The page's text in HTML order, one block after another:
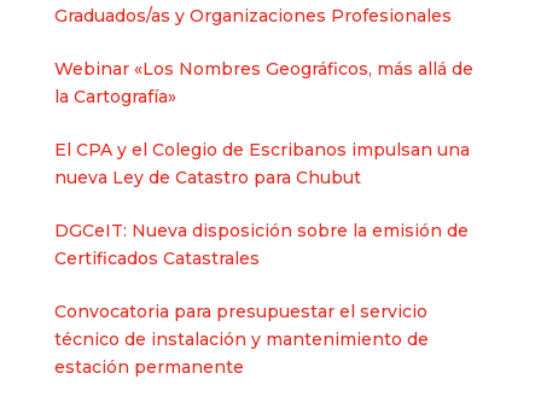
Graduados/as y Organizaciones Profesionales
Webinar «Los Nombres Geográficos, más allá de
la Cartografía»
El CPA y el Colegio de Escribanos impulsan una
nueva Ley de Catastro para Chubut
DGCeIT: Nueva disposición sobre la emisión de
Certificados Catastrales
Convocatoria para presupuestar el servicio
técnico de instalación y mantenimiento de
estación permanente